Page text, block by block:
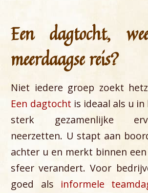
Een dagtocht,
meerdaagse reis?
Niet iedere groep zoekt
Een dagtocht is ideaal als u
sterk gezamenlijke
neerzetten. U stapt aan
achter u en merkt binnen
sfeer verandert. Voor
goed als informele